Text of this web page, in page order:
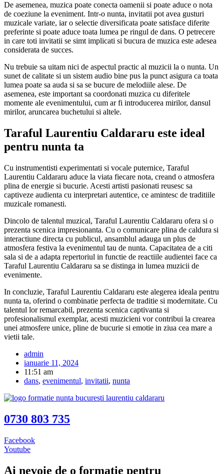
De asemenea, muzica poate conecta oamenii si poate aduce o nota
de coeziune la eveniment. Intr-o nunta, invitatii pot avea gusturi
muzicale variate, iar o selectie diversificata poate satisface diferite
preferinte si poate aduce toata lumea pe ringul de dans. O petrecere
in care toti invitatii se simt implicati si bucura de muzica este adesea
considerata de succes.
Nu trebuie sa uitam nici de aspectul practic al muzicii la o nunta. Un
sunet de calitate si un sistem audio bine pus la punct asigura ca toata
lumea poate sa auda si sa se bucure de melodiile alese. De
asemenea, este important sa coordonati muzica cu diferitele
momente ale evenimentului, cum ar fi introducerea mirilor, dansul
mirilor, aruncarea buchetului si altele.
Taraful Laurentiu Caldararu este ideal
pentru nunta ta
Cu instrumentisti experimentati si vocale puternice, Taraful
Laurentiu Caldararu aduce la viata fiecare nota, creand o atmosfera
plina de energie si bucurie. Acesti artisti pasionati reusesc sa
captiveze audienta cu interpretari autentice, ce amintesc de traditiile
muzicale romanesti.
Dincolo de talentul muzical, Taraful Laurentiu Caldararu ofera si o
prezenta scenica impresionanta. Cu o comunicare plina de caldura si
interactiune directa cu publicul, ansamblul adauga un plus de
atmosfera festiva la evenimentul tau de nunta. Capacitatea de a citi
sala si de a adapta repertoriul in functie de reactiile audientei face ca
Taraful Laurentiu Caldararu sa se distinga in lumea muzicii de
evenimente.
In concluzie, Taraful Laurentiu Caldararu este alegerea ideala pentru
nunta ta, oferind o combinatie perfecta de traditie si modernitate. Cu
talentul lor remarcabil, prezenta scenica captivanta si
profesionalismul exemplar, acesti muzicieni vor contribui la crearea
unei atmosfere unice, pline de bucurie si emotie in ziua cea mare a
vietii tale.
admin
ianuarie 11, 2024
11:51 am
dans, evenimentul, invitatii, nunta
0730 803 735
Facebook
Youtube
Ai nevoie de o formatie pentru